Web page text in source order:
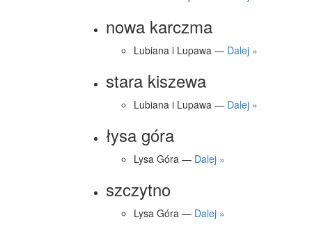
nowa karczma
Lubiana i Lupawa — Dalej »
stara kiszewa
Lubiana i Lupawa — Dalej »
łysa góra
Lysa Góra — Dalej »
szczytno
Lysa Góra — Dalej »